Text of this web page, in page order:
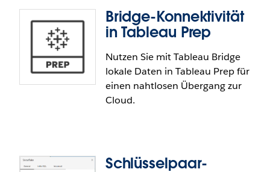
Private Service Connect und von
Kunden verwaltete Schlüssel (ITAR-
Unterstützung) von Google BigQuery
Verschlüsselungsschlüsseln für Google BigQuery
Bridge-Konnektivität
in Tableau Prep
Nutzen Sie mit Tableau Bridge
lokale Daten in Tableau Prep für
einen nahtlosen Übergang zur
Cloud.
Schlüsselpaar-